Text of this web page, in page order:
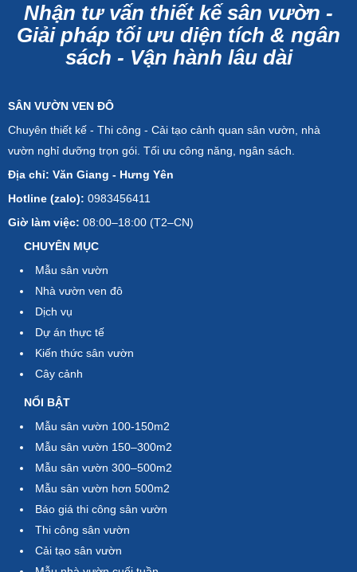
Nhận tư vấn thiết kế sân vườn -
Giải pháp tối ưu diện tích & ngân
sách - Vận hành lâu dài
SÂN VƯỜN VEN ĐÔ
Chuyên thiết kế - Thi công - Cải tạo cảnh quan sân vườn, nhà
vườn nghỉ dưỡng trọn gói. Tối ưu công năng, ngân sách.
Địa chỉ: Văn Giang - Hưng Yên
Hotline (zalo): 0983456411
Giờ làm việc: 08:00–18:00 (T2–CN)
CHUYÊN MỤC
Mẫu sân vườn
Nhà vườn ven đô
Dịch vụ
Dự án thực tế
Kiến thức sân vườn
Cây cảnh
NỔI BẬT
Mẫu sân vườn 100-150m2
Mẫu sân vườn 150–300m2
Mẫu sân vườn 300–500m2
Mẫu sân vườn hơn 500m2
Báo giá thi công sân vườn
Thi công sân vườn
Cải tạo sân vườn